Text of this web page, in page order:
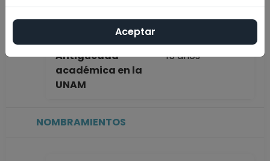
Antigüedad
académica en la
UNAM
15 años
NOMBRAMIENTOS
Aceptar